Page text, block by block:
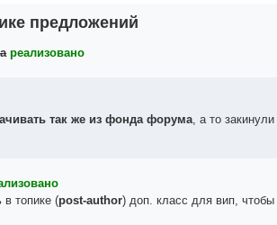
предложений
реализовано
так же из фонда форума, а то
топике (post-author) доп. класс для вип,